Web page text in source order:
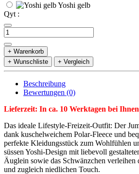
Yoshi gelb
Qyt :
+ Warenkorb
+ Wunschliste
+ Vergleich
Beschreibung
Bewertungen (0)
Lieferzeit: In ca. 10 Werktagen bei
Das ideale Lifestyle-Freizeit-Outfit: Der
dank kuschelweichem Polar-Fleece und
perfekte Kleidungsstück zum Wohlfühlen
süssen Yoshi-Design mit liebevoll
Äuglein sowie das Schwänzchen verleihen
und zugleich niedlichen Touch.